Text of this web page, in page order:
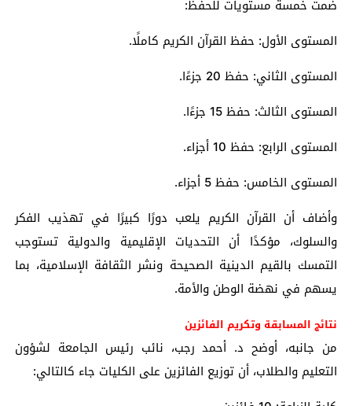
ضمت خمسة مستويات للحفظ:
المستوى الأول: حفظ القرآن الكريم كاملًا.
المستوى الثاني: حفظ 20 جزءًا.
المستوى الثالث: حفظ 15 جزءًا.
المستوى الرابع: حفظ 10 أجزاء.
المستوى الخامس: حفظ 5 أجزاء.
وأضاف أن القرآن الكريم يلعب دورًا كبيرًا في تهذيب الفكر
والسلوك، مؤكدًا أن التحديات الإقليمية والدولية تستوجب
التمسك بالقيم الدينية الصحيحة ونشر الثقافة الإسلامية، بما
يسهم في نهضة الوطن والأمة.
نتائج المسابقة وتكريم الفائزين
من جانبه، أوضح د. أحمد رجب، نائب رئيس الجامعة لشؤون
التعليم والطلاب، أن توزيع الفائزين على الكليات جاء كالتالي: